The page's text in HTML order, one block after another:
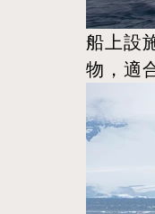
船上設
物，適